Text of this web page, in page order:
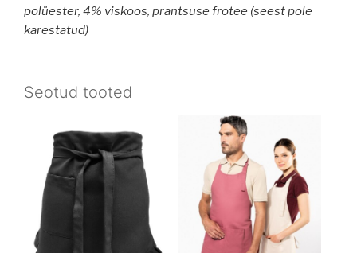
polüester, 4% viskoos, prantsuse frotee (seest pole
karestatud)
Seotud tooted